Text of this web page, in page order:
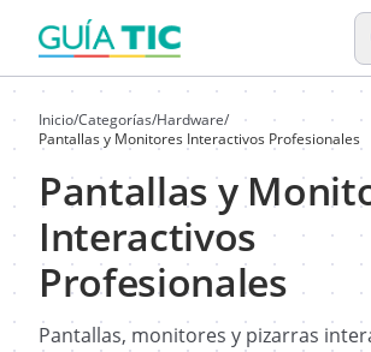
Inicio/Categorías/Hardware/
Pantallas y Monitores Interactivos Profesionales
Pantallas y
Interactivos
Profesionales
Pantallas, monitores y pizarras